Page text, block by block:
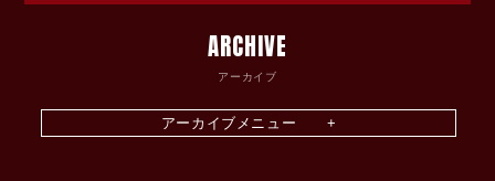
ARCHIVE
アーカイブ